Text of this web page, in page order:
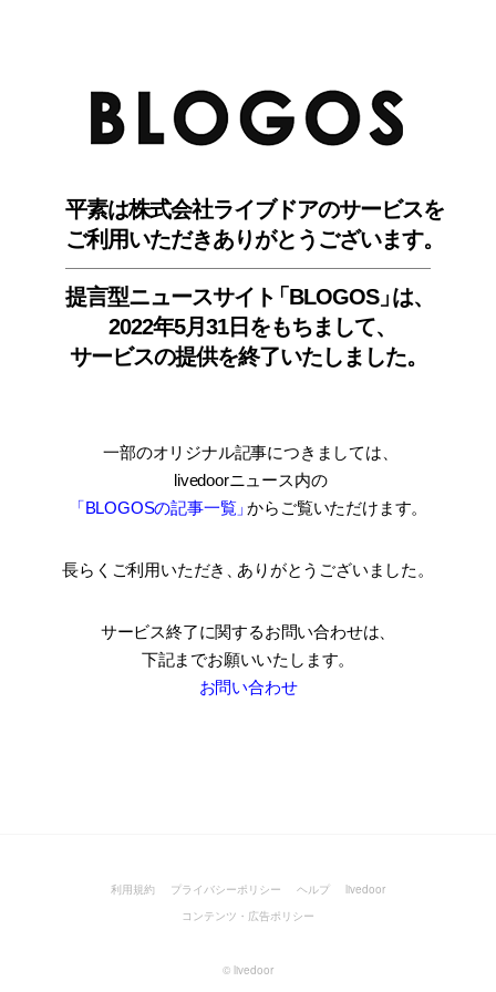
平素は株式会社ライブドアのサービスを
ご利用いただきありがとうございます。
提言型ニュースサイ ト「BLOGOS」は、
2022年5月31日をもちまして、
サービスの提供を終了いたしました。
一部のオリジナル記事につきましては
livedoorニュース内の
「BLOGOSの記事一覧」からご覧いただけます。
長らくご利用いただき ありがとうございました。
サービス終了に関するお問い合わせは、
下記までお願いいたします。
お問い合わせ
利用規約 プライバシーポリシー ヘルプ
livedoor
コンテンツ・広告ポリシー
© livedoor